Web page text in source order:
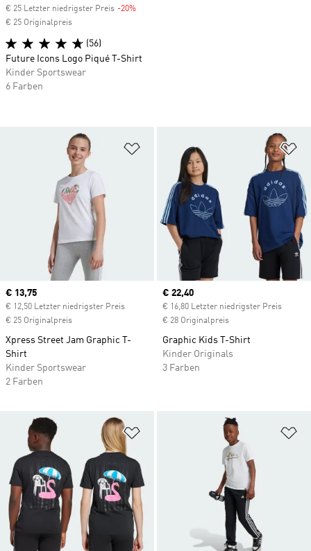
Zur Wunschliste hinzufügen
Current price
€ 13,75
€ 12,50 Letzter niedrigster Preis
€ 25 Originalpreis
Xpress Street Jam Graphic T-
Shirt
Kinder Sportswear
2 Farben
Current price
€ 22,40
€ 16,80 Letzter niedrigster Preis
€ 28 Originalpreis
Graphic Kids T-Shirt
Kinder Originals
3 Farben
Zur Wunschliste hinzufügen
€ 25 Letzter niedrigster Preis -20%
€ 25 Originalpreis
(56)
Future Icons Logo Piqué T-Shirt
Kinder Sportswear
6 Farben